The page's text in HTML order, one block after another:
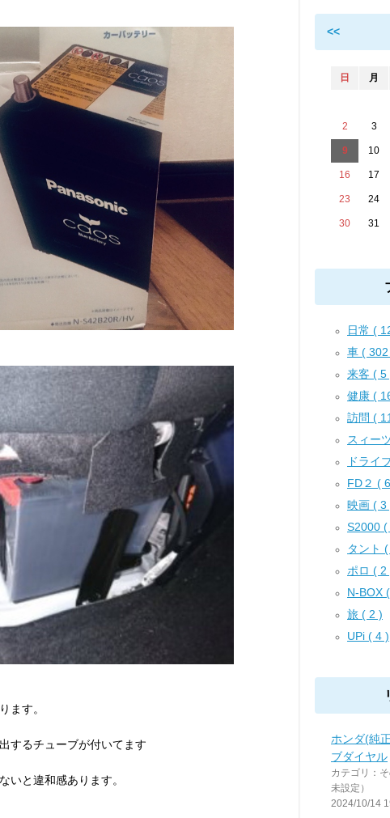
ます。
するチューブが付いてます
いと違和感あります。
<<
日 月
2 3
9 10
16 17
23 24
30 31
日常 (
車 ( 302
来客 ( 5
健康 (
訪問 (
スィー
ドライ
FD２ (
映画 ( 3
S2000 (
タント
ポロ ( 2
N-BOX
旅 ( 2 )
UPi ( 4 )
ホンダ(純
ブダイヤル
カテゴリ：
未設定）
2024/10/14